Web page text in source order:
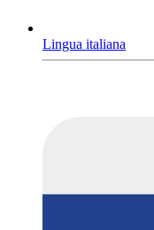
Lingua italiana